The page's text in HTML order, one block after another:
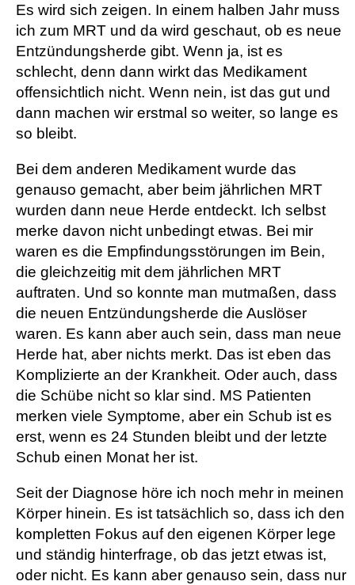
Es wird sich zeigen. In einem halben Jahr muss
ich zum MRT und da wird geschaut, ob es neue
Entzündungsherde gibt. Wenn ja, ist es
schlecht, denn dann wirkt das Medikament
offensichtlich nicht. Wenn nein, ist das gut und
dann machen wir erstmal so weiter, so lange es
so bleibt.
Bei dem anderen Medikament wurde das
genauso gemacht, aber beim jährlichen MRT
wurden dann neue Herde entdeckt. Ich selbst
merke davon nicht unbedingt etwas. Bei mir
waren es die Empfindungsstörungen im Bein,
die gleichzeitig mit dem jährlichen MRT
auftraten. Und so konnte man mutmaßen, dass
die neuen Entzündungsherde die Auslöser
waren. Es kann aber auch sein, dass man neue
Herde hat, aber nichts merkt. Das ist eben das
Komplizierte an der Krankheit. Oder auch, dass
die Schübe nicht so klar sind. MS Patienten
merken viele Symptome, aber ein Schub ist es
erst, wenn es 24 Stunden bleibt und der letzte
Schub einen Monat her ist.
Seit der Diagnose höre ich noch mehr in meinen
Körper hinein. Es ist tatsächlich so, dass ich den
kompletten Fokus auf den eigenen Körper lege
und ständig hinterfrage, ob das jetzt etwas ist,
oder nicht. Es kann aber genauso sein, dass nur